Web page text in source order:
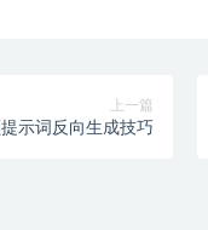
上一篇
示词反向生成技巧